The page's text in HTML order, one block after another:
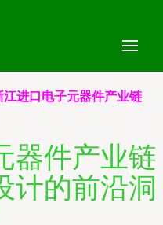
江进口电子元器件产业链
器件产业链
计的前沿洞